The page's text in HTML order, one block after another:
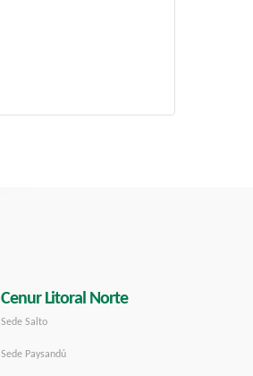
Cenur Litoral Norte
Sede Salto
Sede Paysandú